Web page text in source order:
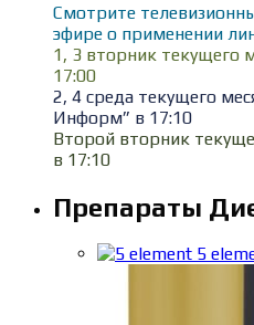
Смотрите
эфире о применении
1, 3 вторник текущего
17:00
2, 4 среда текущего
Информ” в 17:10
Второй вторник
в 17:10
Препараты
5